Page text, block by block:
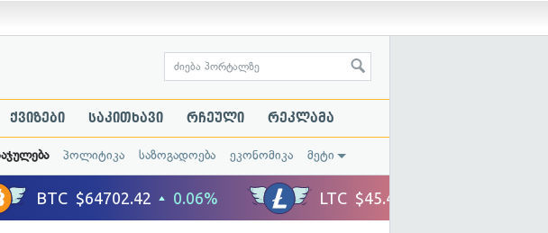
ქვიზები საკითხავი რჩეული რეკლამა
პოლიტიკა საზოგადოება ეკონომიკა მეტი